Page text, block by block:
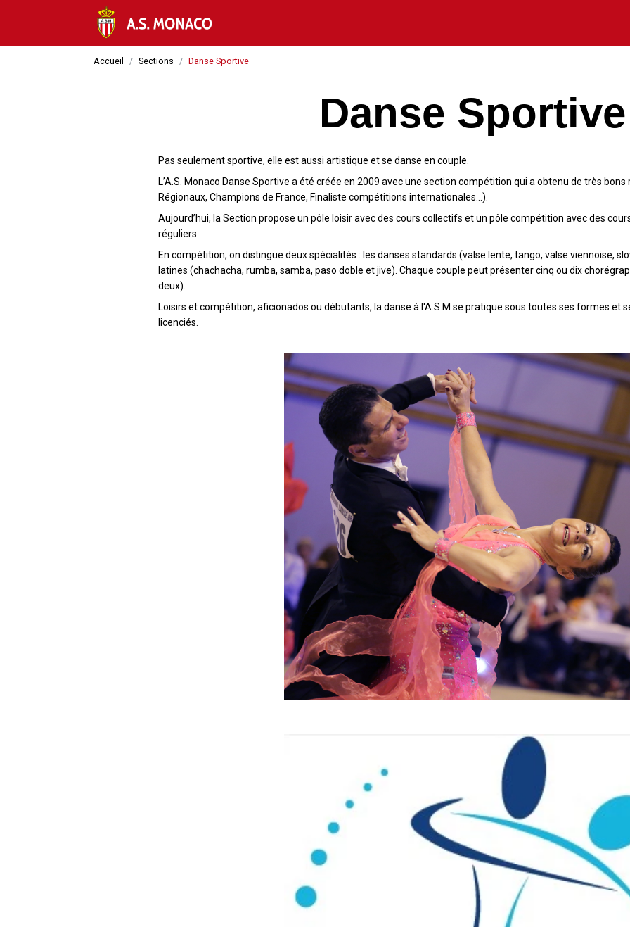
Accueil Sections Danse Sportive
Danse Sportive
Pas seulement sportive, elle est aussi artistique et se danse en couple.
L’A.S. Monaco Danse Sportive a été créée en 2009 avec une section compétition qui a obtenu de très
Régionaux, Champions de France, Finaliste compétitions internationales…).
Aujourd’hui, la Section propose un pôle loisir avec des cours collectifs et un pôle compétition avec des
réguliers.
En compétition, on distingue deux spécialités : les danses standards (valse lente, tango, valse viennoise,
latines (chachacha, rumba, samba, paso doble et jive). Chaque couple peut présenter cinq ou dix
deux).
Loisirs et compétition, aficionados ou débutants, la danse à l'A.S.M se pratique sous toutes ses formes et
licenciés.